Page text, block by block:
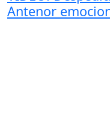
Antenor